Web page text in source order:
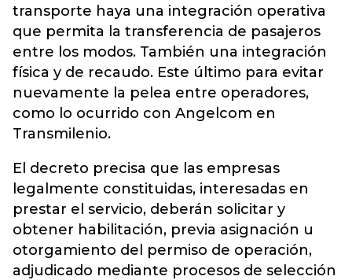
transporte haya una integración operativa
que permita la transferencia de pasajeros
entre los modos. También una integración
física y de recaudo. Este último para evitar
nuevamente la pelea entre operadores,
como lo ocurrido con Angelcom en
Transmilenio.
El decreto precisa que las empresas
legalmente constituidas, interesadas en
prestar el servicio, deberán solicitar y
obtener habilitación, previa asignación u
otorgamiento del permiso de operación,
adjudicado mediante procesos de selección